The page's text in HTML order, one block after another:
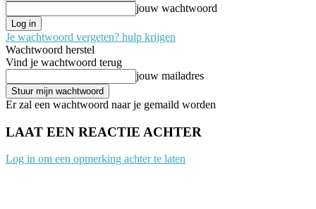
jouw wachtwoord
Je wachtwoord vergeten? hulp krijgen
Wachtwoord herstel
Vind je wachtwoord terug
jouw mailadres
Er zal een wachtwoord naar je gemaild worden
LAAT EEN REACTIE ACHTER
Log in om een opmerking achter te laten